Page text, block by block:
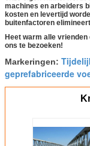
machines en arbeiders
kosten en levertijd
buitenfactoren
Heet warm alle
ons te bezoeken!
Markeringen:
geprefabriceerde